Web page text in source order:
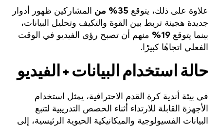
علاوة على ذلك، يتوقع 35% من
المشاركين ظهور أدوار
جديدة هجينة تربط بين القوة والتكيف وتحليل البيانات،
بينما يتوقع 19%
منهم أن تصبح رؤى الفيديو في الوقت
الفعلي اتجاهًا كبيرًا.
حالة استخدام البيانات + الفيديو
في بيئة أندية كرة القدم الاحترافية، يمثل استخدام
الأجهزة القابلة للارتداء أثناء الحصص التدريبية لتتبع
البيانات الفسيولوجية والميكانيكية الحيوية الرئيسية، إلى